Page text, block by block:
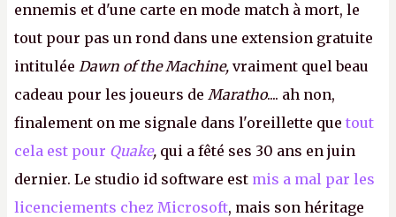
ennemis et d'une carte en mode match à mort, le
tout pour pas un rond dans une extension gratuite
intitulée Dawn of the Machine, vraiment quel beau
cadeau pour les joueurs de Maratho.... ah non,
finalement on me signale dans l'oreillette que tout
cela est pour Quake, qui a fêté ses 30 ans en juin
dernier. Le studio id software est mis a mal par les
licenciements chez Microsoft, mais son héritage